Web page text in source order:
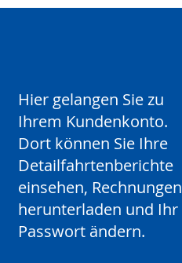
Hier gelangen Sie zu
Ihrem Kundenkonto.
Dort können Sie Ihre
Detailfahrtenberichte
einsehen, Rechnungen
herunterladen und Ihr
Passwort ändern.